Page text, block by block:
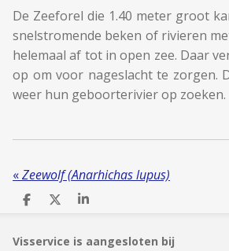
De Zeeforel die 1.40 meter groot
snelstromende beken of rivieren
helemaal af tot in open zee. Daar
op om voor nageslacht te zorgen.
weer hun geboorterivier op zoeken.
«Zeewolf (Anarhichas lupus)
D
e
D
l
S
Visservice is aangesloten bij